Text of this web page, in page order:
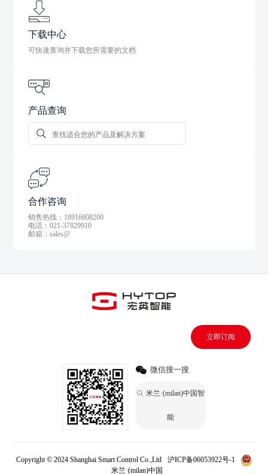
下载中心
可快速查询并下载您所需要的文档
产品查询
合作咨询
销售热线：18916808200
电话：021-37829910
邮箱：sales@
立即订阅
微信搜一搜
米兰·(milan)中国智
能
Copyright © 2024 Shanghai Smart Control Co.,Ltd
沪ICP备06053922号-1
米兰·(milan)中国